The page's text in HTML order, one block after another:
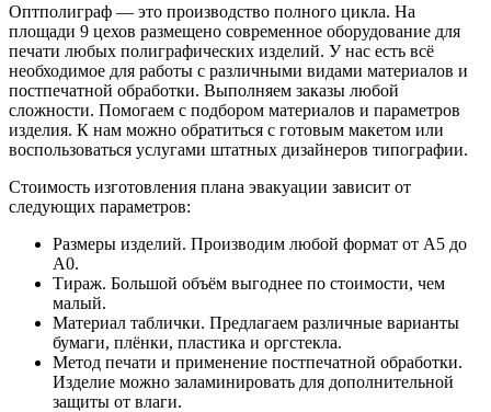
Оптполиграф — это производство полного цикла. На
площади 9 цехов размещено современное оборудование для
печати любых полиграфических изделий. У нас есть всё
необходимое для работы с различными видами материалов и
постпечатной обработки. Выполняем заказы любой
сложности. Помогаем с подбором материалов и параметров
изделия. К нам можно обратиться с готовым макетом или
воспользоваться услугами штатных дизайнеров типографии.
Стоимость изготовления плана эвакуации зависит от
следующих параметров:
Размеры изделий. Производим любой формат от А5 до
А0.
Тираж. Большой объём выгоднее по стоимости, чем
малый.
Материал таблички. Предлагаем различные варианты
бумаги, плёнки, пластика и оргстекла.
Метод печати и применение постпечатной обработки.
Изделие можно заламинировать для дополнительной
защиты от влаги.